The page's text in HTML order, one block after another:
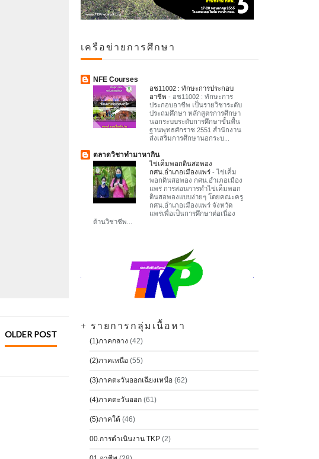
OLDER POST
เครือข่ายการศึกษา
NFE Courses
อช11002 : ทักษะการประกอบ
อาชีพ - อช11002 : ทักษะการ
ประกอบอาชีพ เป็นรายวิชาระดับ
ประถมศึกษา หลักสูตรการศึกษา
นอกระบบระดับการศึกษาขั้นพื้น
ฐานพุทธศักราช 2551 สำนักงาน
ส่งเสริมการศึกษานอกระบ...
ตลาดวิชาทำมาหากิน
ไข่เค็มพอกดินสอพอง
กศน.อำเภอเมืองแพร่ -ไข่เค็ม
พอกดินสอพอง กศน.อำเภอเมือง
แพร่ การสอนการทำไข่เค็มพอก
ดินสอพองแบบง่ายๆ โดยคณะครู
กศน.อำเภอเมืองแพร่ จังหวัด
แพร่เพื่อเป็นการศึกษาต่อเนื่อง
ด้านวิชาชีพ...
+ รายการกลุ่มเนื้อหา
(1)ภาคกลาง (42)
(2)ภาคเหนือ (55)
(3)ภาคตะวันออกเฉียงเหนือ (62)
(4)ภาคตะวันออก (61)
(5)ภาคใต้ (46)
00.การดำเนินงาน TKP (2)